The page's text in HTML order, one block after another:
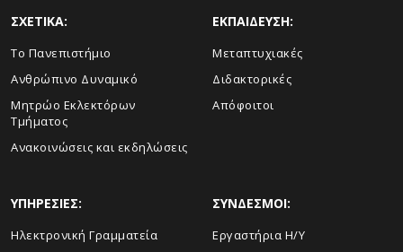
ΣΧΕΤΙΚΑ:
Το Πανεπιστήμιο
Ανθρώπινο Δυναμικό
Μητρώο Εκλεκτόρων
Τμήματος
Ανακοινώσεις και εκδηλώσεις
ΕΚΠΑΙΔΕΥΣΗ:
Μεταπτυχιακές
Διδακτορικές
Απόφοιτοι
ΥΠΗΡΕΣΙΕΣ:
Ηλεκτρονική Γραμματεία
ΣΥΝΔΕΣΜΟΙ:
Εργαστήρια Η/Υ